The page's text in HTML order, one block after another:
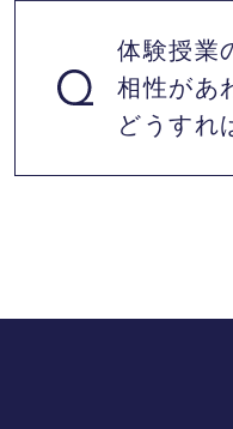
はい、同じです
子様に合う先生
する先生の授業
体験授業
相性があ
どうすれ
交代し再度体験